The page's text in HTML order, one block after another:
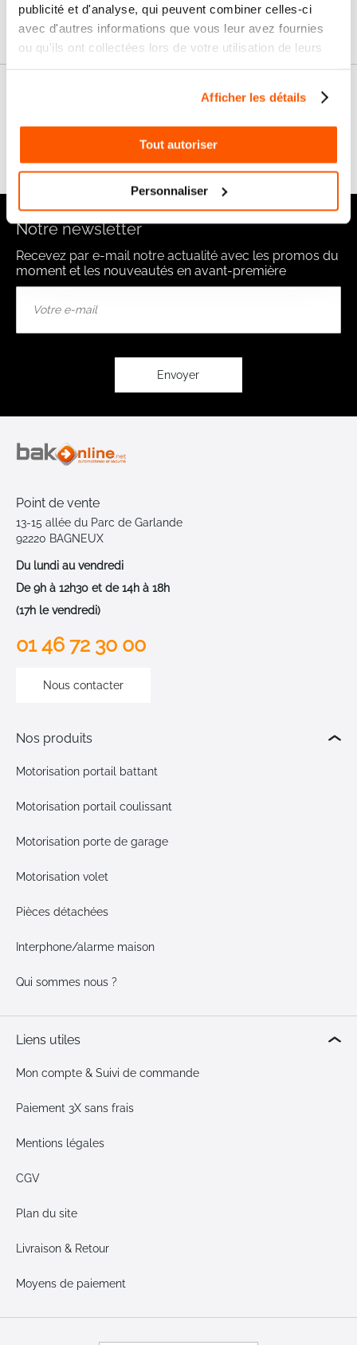
publicité et d'analyse, qui peuvent combiner celles-ci
avec d'autres informations que vous leur avez fournies
ou qu'ils ont collectées lors de votre utilisation de leurs
Afficher les détails
Tout autoriser
Personnaliser
Garanties
Notre newsletter
Recevez par e-mail notre actualité avec les promos du
moment et les nouveautés en avant-première
Envoyer
Point de vente
13-15 allée du Parc de Garlande
92220 BAGNEUX
Du lundi au vendredi
De 9h à 12h30 et de 14h à 18h
(17h le vendredi)
01 46 72 30 00
Nous contacter
Nos produits
Motorisation portail battant
Motorisation portail coulissant
Motorisation porte de garage
Motorisation volet
Pièces détachées
Interphone/alarme maison
Qui sommes nous ?
Liens utiles
Mon compte & Suivi de commande
Paiement 3X sans frais
Mentions légales
CGV
Plan du site
Livraison & Retour
Moyens de paiement